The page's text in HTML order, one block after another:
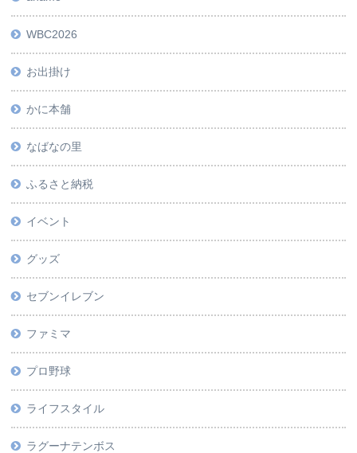
WBC2026
お出掛け
かに本舗
なばなの里
ふるさと納税
イベント
グッズ
セブンイレブン
ファミマ
プロ野球
ライフスタイル
ラグーナテンボス